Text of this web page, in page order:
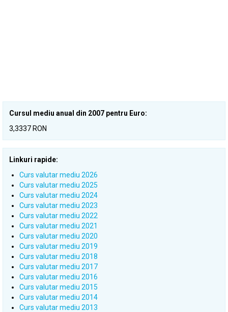
Cursul mediu anual din 2007 pentru Euro:
3,3337 RON
Linkuri rapide:
Curs valutar mediu 2026
Curs valutar mediu 2025
Curs valutar mediu 2024
Curs valutar mediu 2023
Curs valutar mediu 2022
Curs valutar mediu 2021
Curs valutar mediu 2020
Curs valutar mediu 2019
Curs valutar mediu 2018
Curs valutar mediu 2017
Curs valutar mediu 2016
Curs valutar mediu 2015
Curs valutar mediu 2014
Curs valutar mediu 2013